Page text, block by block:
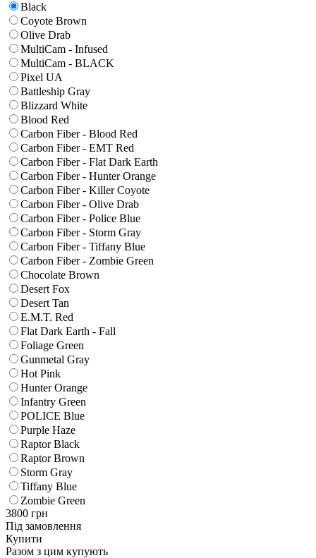
Black
Coyote Brown
Olive Drab
MultiCam - Infused
MultiCam - BLACK
Pixel UA
Battleship Gray
Blizzard White
Blood Red
Carbon Fiber - Blood Red
Carbon Fiber - EMT Red
Carbon Fiber - Flat Dark Earth
Carbon Fiber - Hunter Orange
Carbon Fiber - Killer Coyote
Carbon Fiber - Olive Drab
Carbon Fiber - Police Blue
Carbon Fiber - Storm Gray
Carbon Fiber - Tiffany Blue
Carbon Fiber - Zombie Green
Chocolate Brown
Desert Fox
Desert Tan
E.M.T. Red
Flat Dark Earth - Fall
Foliage Green
Gunmetal Gray
Hot Pink
Hunter Orange
Infantry Green
POLICE Blue
Purple Haze
Raptor Black
Raptor Brown
Storm Gray
Tiffany Blue
Zombie Green
3800 грн
Під замовлення
Купити
Разом з цим купують